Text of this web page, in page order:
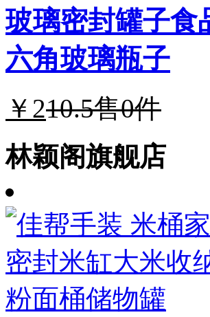
玻璃密封罐子食
六角玻璃瓶子
￥210.5售0件
林颖阁旗舰店